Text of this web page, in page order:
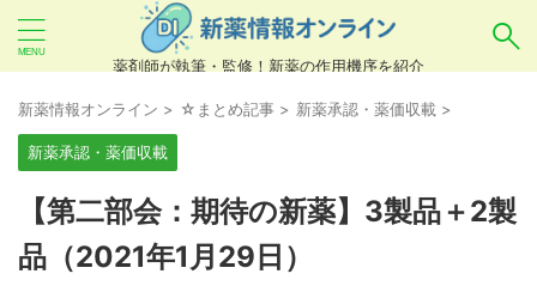
薬剤師が執筆・監修！新薬の作用機序を紹介
あいまい検索（例：ひらがな、誤字）には対応し
ていませんので、製品名・一般名・キーワードな
どをカタカナ
でご入力ください。
新薬情報オンライン > ☆まとめ記事 > 新薬承認・薬価収載 >
新薬承認・薬価収載
【第二部会：期待の新薬】3製品＋2製
品（2021年1月29日）